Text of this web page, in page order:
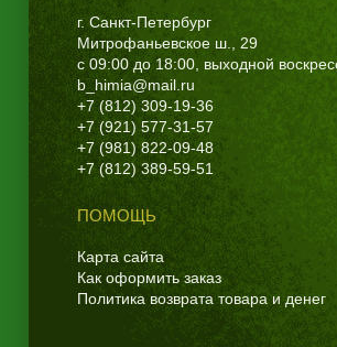
г. Санкт-Петербург
Митрофаньевское ш., 29
с 09:00 до 18:00, выходной
b_himia@mail.ru
+7 (812) 309-19-36
+7 (921) 577-31-57
+7 (981) 822-09-48
+7 (812) 389-59-51
ПОМОЩЬ
Карта сайта
Как оформить заказ
Политика возврата товара и денег